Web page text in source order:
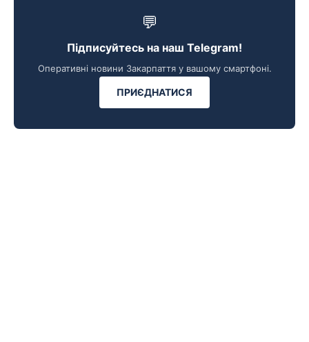
💬
Підписуйтесь на наш Telegram!
Оперативні новини Закарпаття у вашому смартфоні.
ПРИЄДНАТИСЯ